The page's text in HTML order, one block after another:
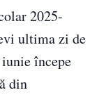
2025-
ultima zi de
începe
din